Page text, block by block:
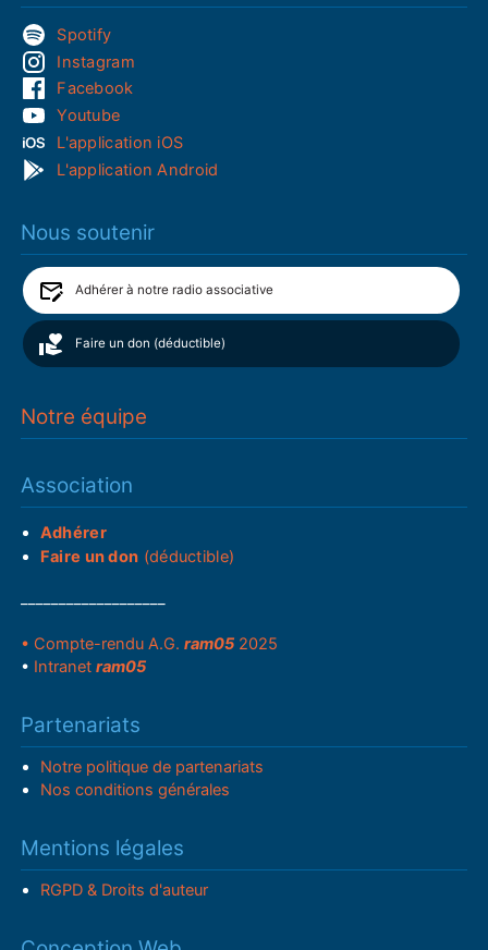
Spotify
Instagram
Facebook
Youtube
L'application iOS
L'application Android
Nous soutenir
Adhérer à notre radio associative
Faire un don (déductible)
Notre équipe
Association
Adhérer
Faire un don (déductible)
• Compte-rendu A.G.ram05 2025
• Intranetram05
Partenariats
Notre politique de partenariats
Nos conditions générales
Mentions légales
RGPD & Droits d'auteur